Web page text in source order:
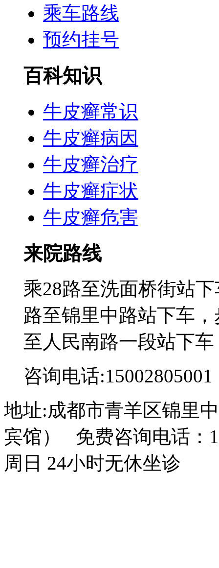
乘车路线
预约挂号
百科知识
牛皮癣常识
牛皮癣病因
牛皮癣治疗
牛皮癣症状
牛皮癣危害
来院路线
乘28路至洗面桥街站
路至锦里中路站下车
至人民南路一段站下
咨询电话:15002805001
地址:成都市青羊区锦里
宾馆） 免费咨询电话：
周日 24小时无休坐诊